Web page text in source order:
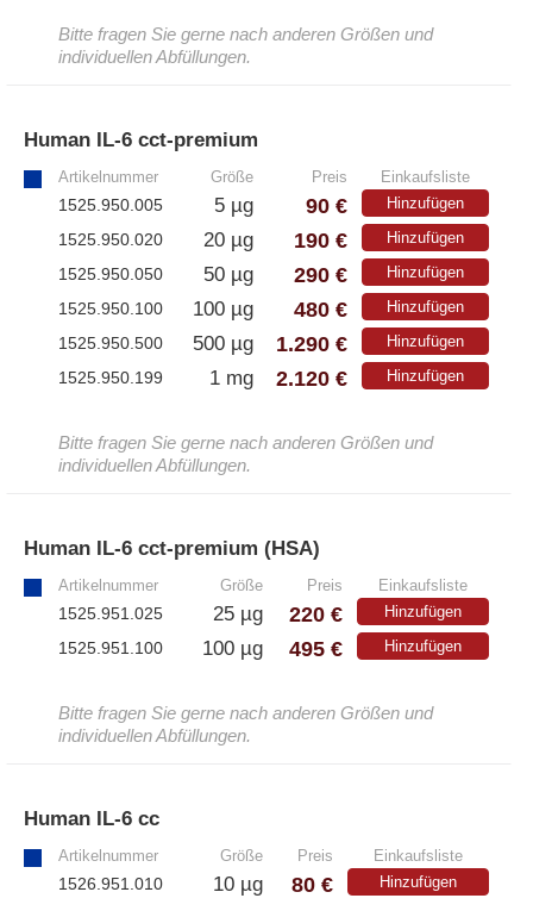
Bitte fragen Sie gerne nach anderen Größen und
individuellen Abfüllungen.
Human IL-6 cct-premium
Artikelnummer Größe Preis Einkaufsliste
1525.950.005 5 µg 90 € Hinzufügen
1525.950.020 20 µg 190 € Hinzufügen
1525.950.050 50 µg 290 € Hinzufügen
1525.950.100 100 µg 480 € Hinzufügen
1525.950.500 500 µg 1.290 € Hinzufügen
1525.950.199 1 mg 2.120 € Hinzufügen
Bitte fragen Sie gerne nach anderen Größen und
individuellen Abfüllungen.
Human IL-6 cct-premium (HSA)
Artikelnummer Größe Preis Einkaufsliste
1525.951.025 25 µg 220 € Hinzufügen
1525.951.100 100 µg 495 € Hinzufügen
Bitte fragen Sie gerne nach anderen Größen und
individuellen Abfüllungen.
Human IL-6 cc
Artikelnummer Größe Preis Einkaufsliste
1526.951.010 10 µg 80 € Hinzufügen